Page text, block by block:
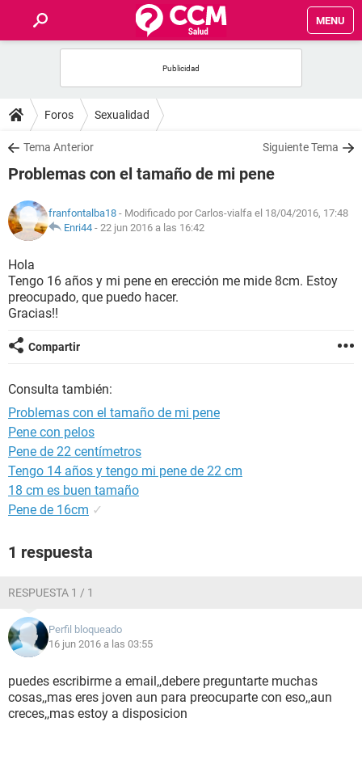
MENU
FOROS
SALUD
NUTRICIÓN
BIENESTAR
SEXUALIDAD
GLOSARIO
Foros Sexualidad
Tema Anterior Siguiente Tema
Problemas con el tamaño de mi pene
franfontalba18 - Modificado por Carlos-vialfa el 18/04/2016, 17:48
Enri44 - 22 jun 2016 a las 16:42
Hola
Tengo 16 años y mi pene en erección me mide 8cm. Estoy
preocupado, que puedo hacer.
Gracias!!
Compartir
Consulta también:
Problemas con el tamaño de mi pene
Pene con pelos
Pene de 22 centímetros
Tengo 14 años y tengo mi pene de 22 cm
18 cm es buen tamaño
Pene de 16cm ✓
1 respuesta
RESPUESTA 1 / 1
Perfil bloqueado
16 jun 2016 a las 03:55
puedes escribirme a email,,debere preguntarte muchas
cosas,,mas eres joven aun para preocuparte con eso,,aun
creces,,mas estoy a disposicion